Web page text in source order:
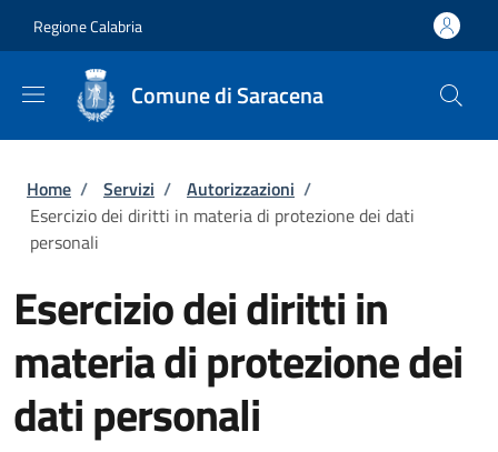
Regione Calabria
Comune di Saracena
Briciole di pane
Home / Servizi / Autorizzazioni /
Esercizio dei diritti in materia di protezione dei dati
personali
Esercizio dei diritti in
materia di protezione dei
dati personali